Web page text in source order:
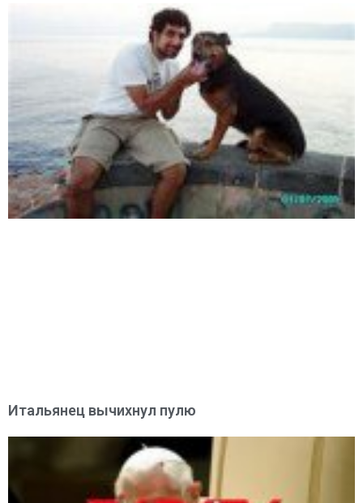
Итальянец вычихнул пулю